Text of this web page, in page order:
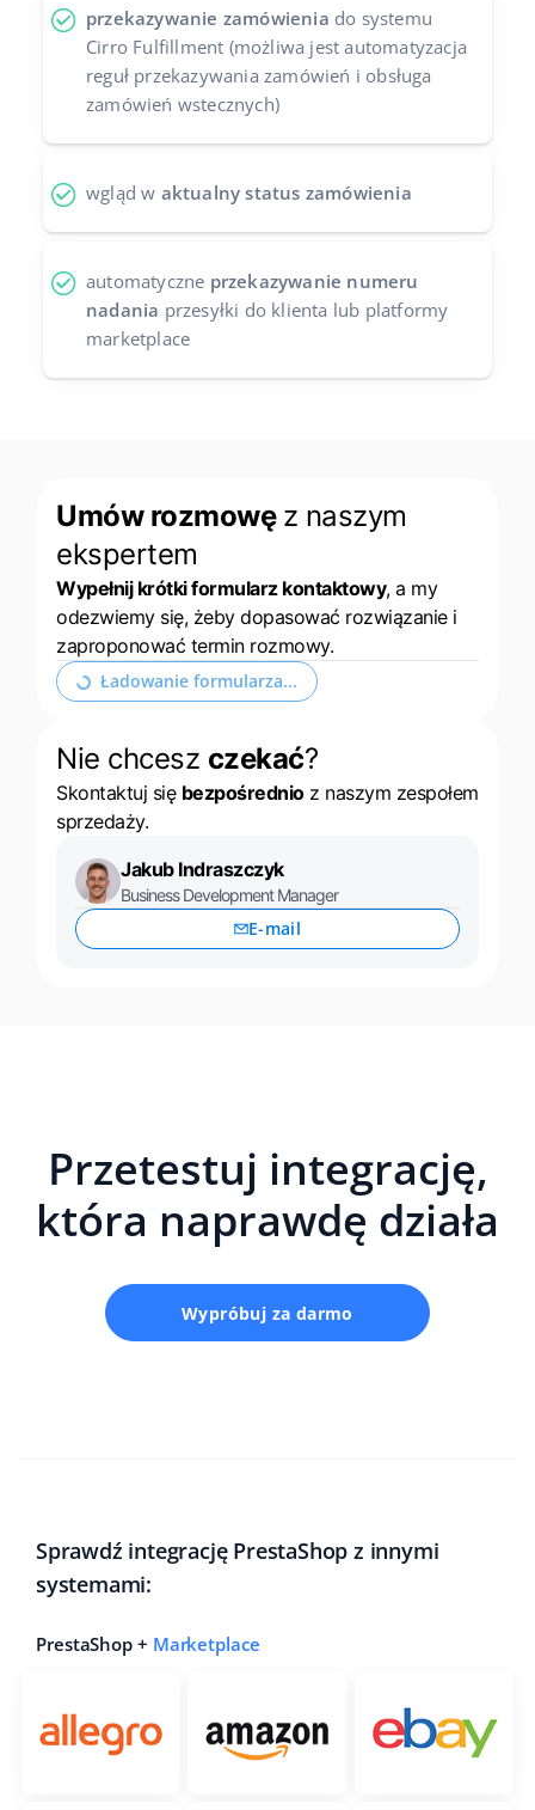
przekazywanie zamówienia do systemu
Cirro Fulfillment (możliwa jest automatyzacja
reguł przekazywania zamówień i obsługa
zamówień wstecznych)
wgląd w aktualny status zamówienia
automatyczne przekazywanie numeru
nadania przesyłki do klienta lub platformy
marketplace
Umów rozmowę z naszym
ekspertem
Wypełnij krótki formularz kontaktowy, a my
odezwiemy się, żeby dopasować rozwiązanie i
zaproponować termin rozmowy.
Rozwiń formularz kontaktowy
Nie chcesz czekać?
Skontaktuj się bezpośrednioz naszym zespołem
sprzedaży.
Jakub Indraszczyk
Business Development Manager
E-mail
Przetestuj integrację,
która naprawdę działa
Wypróbuj za darmo
Sprawdź integrację PrestaShop z innymi
systemami:
PrestaShop + Marketplace